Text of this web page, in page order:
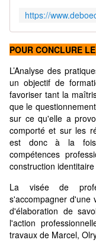
POUR CONCLURE
L’Analyse des
un objectif de
favoriser tant la
que le
sur ce qu'elle a
comporté et sur les
est donc à la fois
compétences
construction
La visée de
s'accompagner d'une
d'élaboration de
l'action
travaux de Marcel,